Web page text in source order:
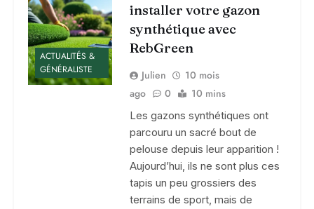
ACTUALITÉS &
GÉNÉRALISTE
installer votre gazon
synthétique avec
RebGreen
Julien
10 mois
ago
0 10 mins
Les gazons synthétiques ont
parcouru un sacré bout de
pelouse depuis leur apparition !
Aujourd’hui, ils ne sont plus ces
tapis un peu grossiers des
terrains de sport, mais de